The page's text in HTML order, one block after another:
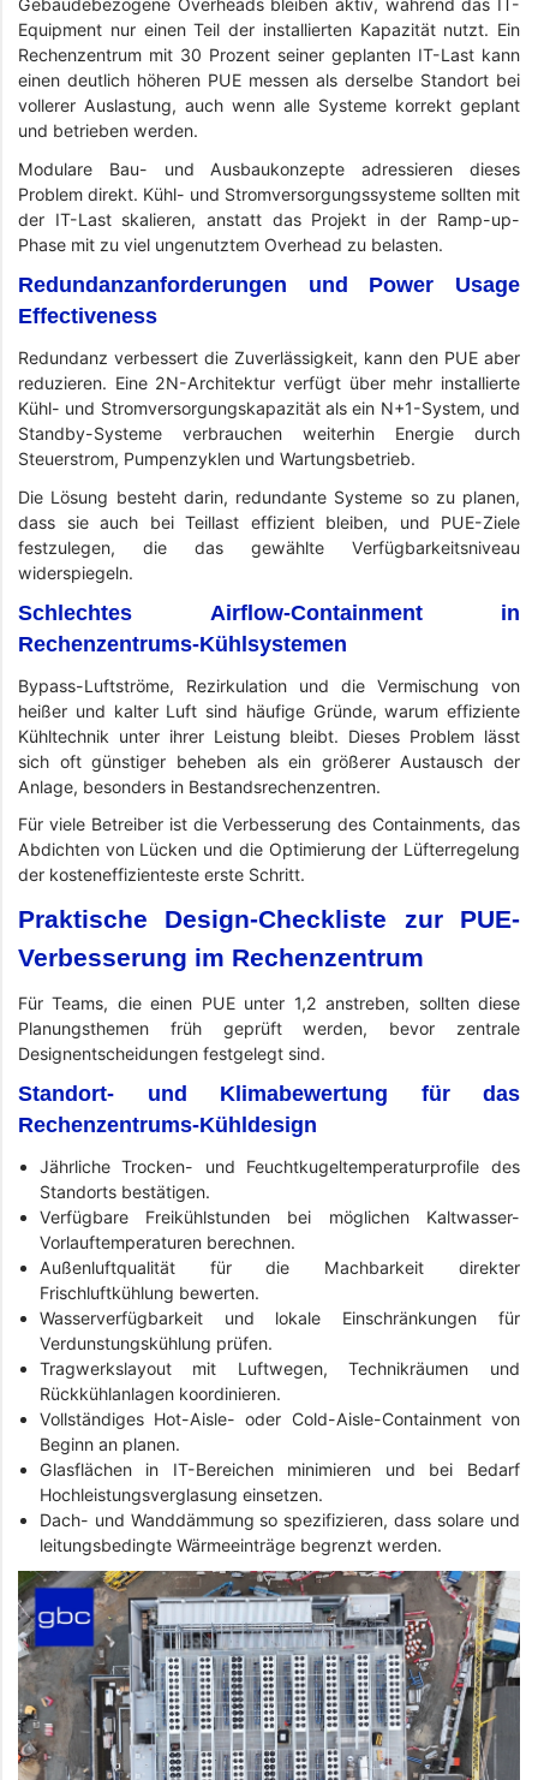
Gebäudebezogene Overheads bleiben aktiv, während das IT-
Equipment nur einen Teil der installierten Kapazität nutzt. Ein
Rechenzentrum mit 30 Prozent seiner geplanten IT-Last kann
einen deutlich höheren PUE messen als derselbe Standort bei
vollerer Auslastung, auch wenn alle Systeme korrekt geplant
und betrieben werden.
Modulare Bau- und Ausbaukonzepte adressieren dieses
Problem direkt. Kühl- und Stromversorgungssysteme sollten mit
der IT-Last skalieren, anstatt das Projekt in der Ramp-up-
Phase mit zu viel ungenutztem Overhead zu belasten.
Redundanzanforderungen und Power Usage
Effectiveness
Redundanz verbessert die Zuverlässigkeit, kann den PUE aber
reduzieren. Eine 2N-Architektur verfügt über mehr installierte
Kühl- und Stromversorgungskapazität als ein N+1-System, und
Standby-Systeme verbrauchen weiterhin Energie durch
Steuerstrom, Pumpenzyklen und Wartungsbetrieb.
Die Lösung besteht darin, redundante Systeme so zu planen,
dass sie auch bei Teillast effizient bleiben, und PUE-Ziele
festzulegen, die das gewählte Verfügbarkeitsniveau
widerspiegeln.
Schlechtes Airflow-Containment in
Rechenzentrums-Kühlsystemen
Bypass-Luftströme, Rezirkulation und die Vermischung von
heißer und kalter Luft sind häufige Gründe, warum effiziente
Kühltechnik unter ihrer Leistung bleibt. Dieses Problem lässt
sich oft günstiger beheben als ein größerer Austausch der
Anlage, besonders in Bestandsrechenzentren.
Für viele Betreiber ist die Verbesserung des Containments, das
Abdichten von Lücken und die Optimierung der Lüfterregelung
der kosteneffizienteste erste Schritt.
Praktische Design-Checkliste zur PUE-
Verbesserung im Rechenzentrum
Für Teams, die einen PUE unter 1,2 anstreben, sollten diese
Planungsthemen früh geprüft werden, bevor zentrale
Designentscheidungen festgelegt sind.
Standort- und Klimabewertung für das
Rechenzentrums-Kühldesign
Jährliche Trocken- und Feuchtkugeltemperaturprofile des
Standorts bestätigen.
Verfügbare Freikühlstunden bei möglichen Kaltwasser-
Vorlauftemperaturen berechnen.
Außenluftqualität für die Machbarkeit direkter
Frischluftkühlung bewerten.
Wasserverfügbarkeit und lokale Einschränkungen für
Verdunstungskühlung prüfen.
Tragwerkslayout mit Luftwegen, Technikräumen und
Rückkühlanlagen koordinieren.
Vollständiges Hot-Aisle- oder Cold-Aisle-Containment von
Beginn an planen.
Glasflächen in IT-Bereichen minimieren und bei Bedarf
Hochleistungsverglasung einsetzen.
Dach- und Wanddämmung so spezifizieren, dass solare und
leitungsbedingte Wärmeeinträge begrenzt werden.